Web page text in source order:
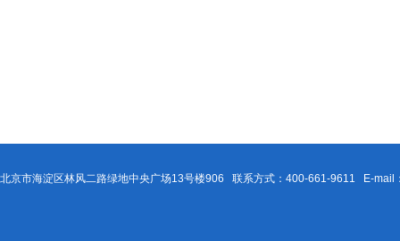
北京市海淀区林风二路绿地中央广场13号楼906 联系方式：400-661-9611 E-